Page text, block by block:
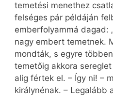
temetési menethez
felséges pár példáján
emberfolyammá dagad:
nagy embert temetnek.
mondták, s egyre
temetőig akkora
alig fértek el. – Így ni! –
királynénak. – Legalább